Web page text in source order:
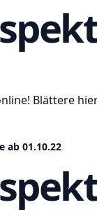
Blättere
ab 01.10.22